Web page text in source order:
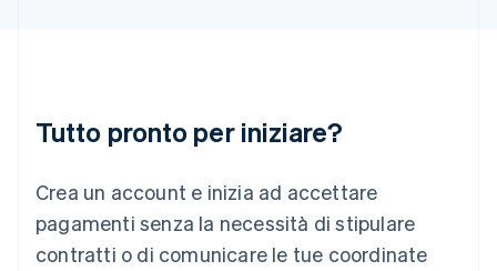
Tutto pronto per iniziare?
Crea un account e inizia ad accettare
pagamenti senza la necessità di stipulare
contratti o di comunicare le tue coordinate
Lettonia
English
DeutschEnglish
Lituania